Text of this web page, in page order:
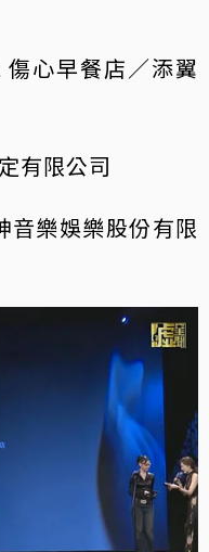
心早餐店／添翼
有限公司
音樂娛樂股份有限